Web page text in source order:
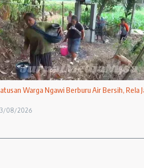
Warga Ngawi Berburu Air Bersih, Rela
08/2026